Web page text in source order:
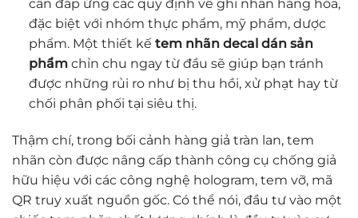
cần đáp ứng các quy định về ghi nhãn hàng hóa,
đặc biệt với nhóm thực phẩm, mỹ phẩm, dược
phẩm. Một thiết kế tem nhãn decal dán sản
phẩmchỉn chu ngay từ đầu sẽ giúp bạn tránh
được những rủi ro như bị thu hồi, xử phạt hay từ
chối phân phối tại siêu thị.
Thậm chí, trong bối cảnh hàng giả tràn lan, tem
nhãn còn được nâng cấp thành công cụ chống giả
hữu hiệu với các công nghệ hologram, tem vỡ, mã
QR truy xuất nguồn gốc. Có thể nói, đầu tư vào một